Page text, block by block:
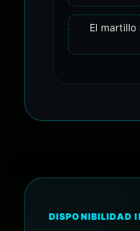
El
DISPONIBILIDAD